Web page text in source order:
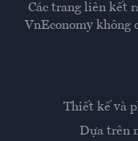
Thiết kế và
Dựa trên
Các trang liên kết
VnEconomy không